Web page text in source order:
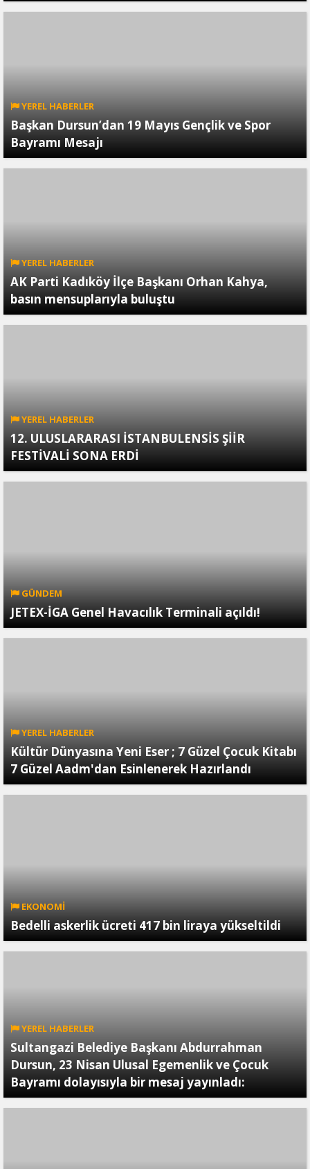
YEREL HABERLER
Başkan Dursun’dan 19 Mayıs Gençlik ve Spor
Bayramı Mesajı
YEREL HABERLER
AK Parti Kadıköy İlçe Başkanı Orhan Kahya,
basın mensuplarıyla buluştu
YEREL HABERLER
12. ULUSLARARASI İSTANBULENSİS ŞİİR
FESTİVALİ SONA ERDİ
GÜNDEM
JETEX-İGA Genel Havacılık Terminali açıldı!
YEREL HABERLER
Kültür Dünyasına Yeni Eser ; 7 Güzel Çocuk Kitabı
7 Güzel Aadm'dan Esinlenerek Hazırlandı
EKONOMİ
Bedelli askerlik ücreti 417 bin liraya yükseltildi
YEREL HABERLER
Sultangazi Belediye Başkanı Abdurrahman
Dursun, 23 Nisan Ulusal Egemenlik ve Çocuk
Bayramı dolayısıyla bir mesaj yayınladı: